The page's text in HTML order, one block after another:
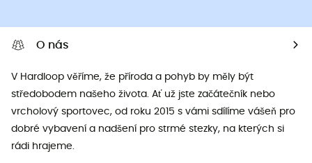
O nás
V Hardloop věříme, že příroda a pohyb by měly být
středobodem našeho života. Ať už jste začátečník nebo
vrcholový sportovec, od roku 2015 s vámi sdílíme vášeň pro
dobré vybavení a nadšení pro strmé stezky, na kterých si
rádi hrajeme.